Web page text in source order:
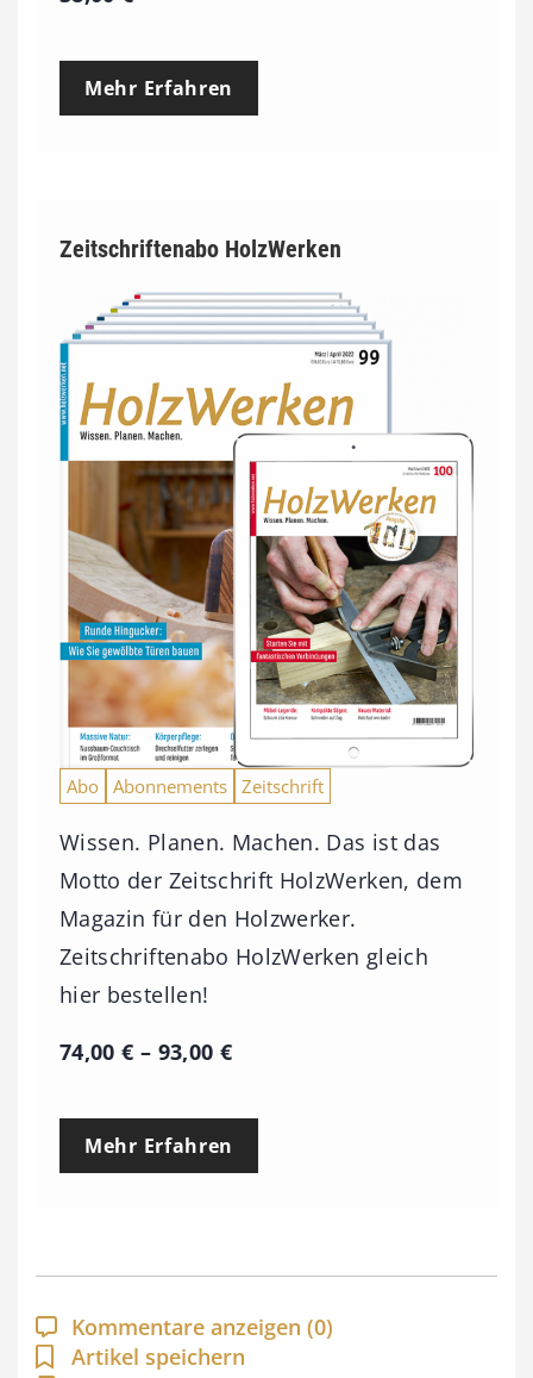
Mehr Erfahren
Zeitschriftenabo HolzWerken
Abo Abonnements Zeitschrift
Wissen. Planen. Machen. Das ist das
Motto der Zeitschrift HolzWerken, dem
Magazin für den Holzwerker.
Zeitschriftenabo HolzWerken gleich
hier bestellen!
74,00€ – 93,00 €P
e
p
a
n
Mehr Erfahren
Kommentare anzeigen (0)
Artikel speichern